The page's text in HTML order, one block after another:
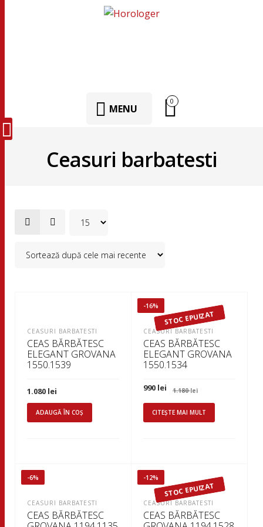
MENU
0
Ceasuri barbatesti
CEASURI BARBATESTI
CEAS BĂRBĂTESC
ELEGANT GROVANA
1550.1539
1.080 lei
ADAUGĂ ÎN COȘ
-16%
STOC EPUIZAT
CEASURI BARBATESTI
CEAS BĂRBĂTESC
ELEGANT GROVANA
1550.1534
1.180leiPrețul
inițial
a
fost:
1.180 lei.
990 lei Prețul
curent
este:
990 lei.
CITEȘTE MAI MULT
-6%
CEASURI BARBATESTI
CEAS BĂRBĂTESC
-12%
STOC EPUIZAT
CEASURI BARBATESTI
CEAS BĂRBĂTESC